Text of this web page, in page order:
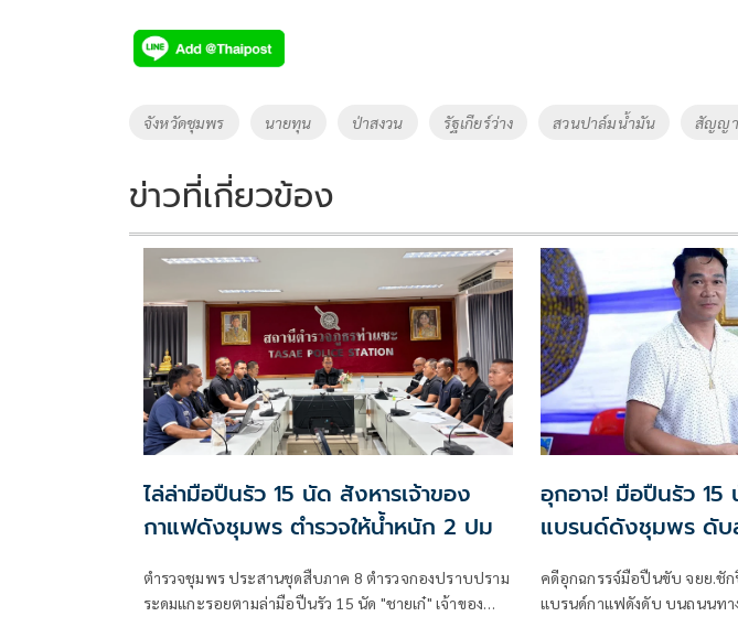
e
b
o
k
tt
er
p
y
Li
k
Tags
จังหวัดชุมพร นายทุน ป่าสงวน รัฐเกียร์ว่าง สวนปาล์มน้ำมัน สัญญ
ข่าวที่เกี่ยวข้อง
ไล่ล่ามือปืนรัว 15 นัด สังหารเจ้าของ
กาแฟดังชุมพร ตำรวจให้น้ำหนัก 2 ปม
ตำรวจชุมพร ประสานชุดสืบภาค 8 ตำรวจกองปราบปราม
ระดมแกะรอยตามล่ามือปืนรัว 15 นัด "ชายเก๋" เจ้าของ
อุกอาจ! มือปืนรัว 15
แบรนด์ดังชุมพร ดับ
คดีอุกฉกรรจ์มือปืนขับ จยย.ชัก
แบรนด์กาแฟดังดับ บนถนนทา